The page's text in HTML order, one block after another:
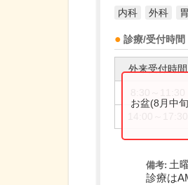
内科 外科
診療/受付時間
外来受付時間
お盆(8月中
備考: 土
診療は